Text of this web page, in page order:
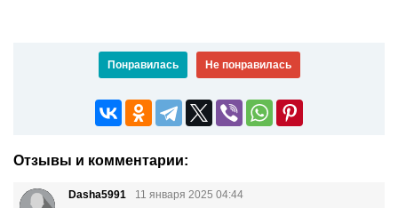
Понравилась Не понравилась
Отзывы и комментарии:
Dasha5991
11 января 2025 04:44